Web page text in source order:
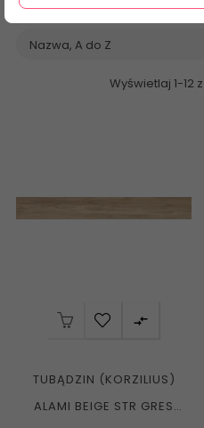
Nazwa, A do Z
Wyświetlaj 1-12

TUBĄDZIN (KORZILIUS)
ALAMI BEIGE STR GRES